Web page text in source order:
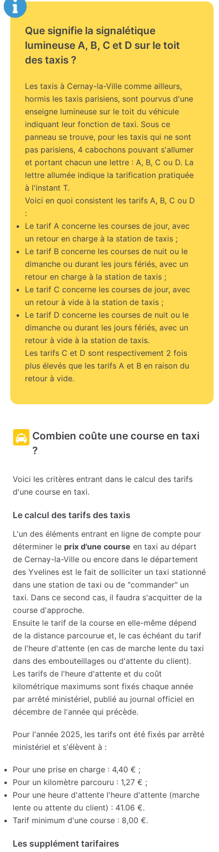
Que signifie la signalétique
lumineuse A, B, C et D sur le toit
des taxis ?
Les taxis à Cernay-la-Ville comme ailleurs,
hormis les taxis parisiens, sont pourvus d'une
enseigne lumineuse sur le toit du véhicule
indiquant leur fonction de taxi. Sous ce
panneau se trouve, pour les taxis qui ne sont
pas parisiens, 4 cabochons pouvant s'allumer
et portant chacun une lettre : A, B, C ou D. La
lettre allumée indique la tarification pratiquée
à l'instant T.
Voici en quoi consistent les tarifs A, B, C ou D
:
Le tarif A concerne les courses de jour, avec
un retour en charge à la station de taxis ;
Le tarif B concerne les courses de nuit ou le
dimanche ou durant les jours fériés, avec un
retour en charge à la station de taxis ;
Le tarif C concerne les courses de jour, avec
un retour à vide à la station de taxis ;
Le tarif D concerne les courses de nuit ou le
dimanche ou durant les jours fériés, avec un
retour à vide à la station de taxis.
Les tarifs C et D sont respectivement 2 fois
plus élevés que les tarifs A et B en raison du
retour à vide.
Combien coûte une course en taxi
?
Voici les critères entrant dans le calcul des tarifs
d'une course en taxi.
Le calcul des tarifs des taxis
L'un des éléments entrant en ligne de compte pour
déterminer le prix d'une course en taxi au départ
de Cernay-la-Ville ou encore dans le département
des Yvelines est le fait de solliciter un taxi stationné
dans une station de taxi ou de "commander" un
taxi. Dans ce second cas, il faudra s'acquitter de la
course d'approche.
Ensuite le tarif de la course en elle-même dépend
de la distance parcourue et, le cas échéant du tarif
de l'heure d'attente (en cas de marche lente du taxi
dans des embouteillages ou d'attente du client).
Les tarifs de l'heure d'attente et du coût
kilométrique maximums sont fixés chaque année
par arrêté ministériel, publié au journal officiel en
décembre de l'année qui précède.
Pour l'année 2025, les tarifs ont été fixés par arrêté
ministériel et s'élèvent à :
Pour une prise en charge : 4,40 € ;
Pour un kilomètre parcouru : 1,27 € ;
Pour une heure d'attente l'heure d'attente (marche
lente ou attente du client) : 41.06 €.
Tarif minimum d'une course : 8,00 €.
Les supplément tarifaires